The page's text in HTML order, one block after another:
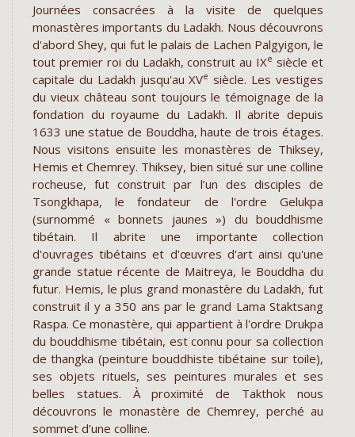
Journées consacrées à la visite de quelques
monastères importants du Ladakh. Nous découvrons
d'abord Shey, qui fut le palais de Lachen Palgyigon, le
tout premier roi du Ladakh, construit au IXe siècle et
capitale du Ladakh jusqu'au XVe siècle. Les vestiges
du vieux château sont toujours le témoignage de la
fondation du royaume du Ladakh. Il abrite depuis
1633 une statue de Bouddha, haute de trois étages.
Nous visitons ensuite les monastères de Thiksey,
Hemis et Chemrey. Thiksey, bien situé sur une colline
rocheuse, fut construit par l’un des disciples de
Tsongkhapa, le fondateur de l'ordre Gelukpa
(surnommé « bonnets jaunes ») du bouddhisme
tibétain. Il abrite une importante collection
d'ouvrages tibétains et d'œuvres d'art ainsi qu'une
grande statue récente de Maitreya, le Bouddha du
futur. Hemis, le plus grand monastère du Ladakh, fut
construit il y a 350 ans par le grand Lama Staktsang
Raspa. Ce monastère, qui appartient à l'ordre Drukpa
du bouddhisme tibétain, est connu pour sa collection
de thangka (peinture bouddhiste tibétaine sur toile),
ses objets rituels, ses peintures murales et ses
belles statues. À proximité de Takthok nous
découvrons le monastère de Chemrey, perché au
sommet d’une colline.